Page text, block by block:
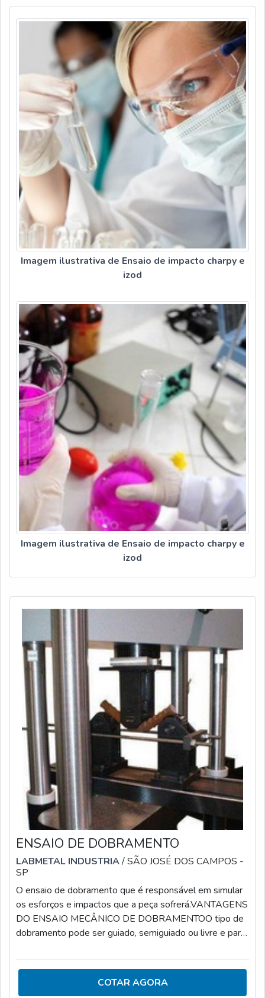
diferenciais que con
Imagem ilustrativa de Ensaio de impacto charpy e
izod
Imagem ilustrativa de Ensaio de impacto charpy e
izod
ENSAIO DE DOBRAMENTO
LABMETAL INDUSTRIA/ SÃO JOSÉ DOS CAMPOS -
SP
O ensaio de dobramento que é responsável em simular
os esforços e impactos que a peça sofrerá.VANTAGENS
DO ENSAIO MECÂNICO DE DOBRAMENTOO tipo de
dobramento pode ser guiado, semiguiado ou livre e para
com um laboratório especializado que ofereça vantagens
qualidade de elementos industriais; Por meio dos
COTAR AGORA